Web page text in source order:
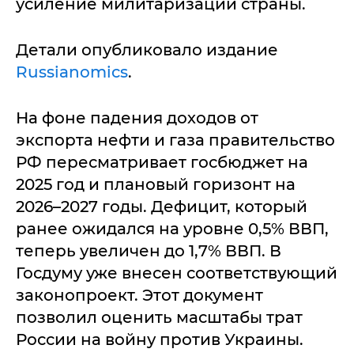
усиление милитаризации страны.
Детали опубликовало издание
Russianomics.
На фоне падения доходов от
экспорта нефти и газа правительство
РФ пересматривает госбюджет на
2025 год и плановый горизонт на
2026–2027 годы. Дефицит, который
ранее ожидался на уровне 0,5% ВВП,
теперь увеличен до 1,7% ВВП. В
Госдуму уже внесен соответствующий
законопроект. Этот документ
позволил оценить масштабы трат
России на войну против Украины.